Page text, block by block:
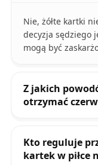
Nie, żółte kartki
decyzja sędziego
mogą być
Z jakich
otrzymać
Kto reguluje
kartek w piłce